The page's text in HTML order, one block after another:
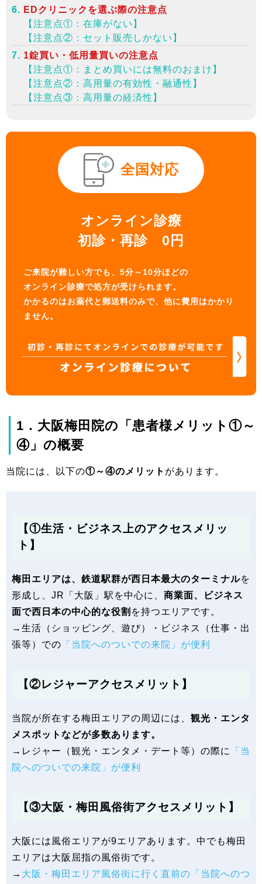
EDクリニックを選ぶ際の注意点
【注意点①：在庫がない】
【注意点②：セット販売しかない】
1錠買い・低用量買いの注意点
【注意点①：まとめ買いには無料のおまけ】
【注意点②：高用量の有効性・融通性】
【注意点③：高用量の経済性】
全国対応
オンライン診療
初診・再診 0円
ご来院が難しい方でも、5分～10分ほどの
オンライン診療で処方が受けられます。
かかるのはお薬代と郵送料のみで、他に費用はかかり
ません。
1．大阪梅田院の「患者様メリット①～
④」の概要
当院には、以下の①～④のメリット があります。
【①生活・ビジネス上のアクセスメリッ
ト】
梅田エリアは、鉄道駅群が西日本最大のターミナルを
形成し、JR「大阪」駅を中心に、 商業面、ビジネス
面で西日本の中心的な役割 を持つエリアです。
→生活（ショッピング、遊び）・ビジネス（仕事・出
張等）での 「当院へのついでの来院」が便利
【②レジャーアクセスメリット】
当院が所在する梅田エリアの周辺には、 観光・エンタ
メスポットなどが多数あります。
→レジャー（観光・エンタメ・デート等）の際に
「当
院へのついでの来院」が便利
【③大阪・梅田風俗街アクセスメリット】
大阪には風俗エリアが9エリアあります。中でも梅田
エリアは大阪屈指の風俗街です。
→ 大阪・梅田エリア風俗街に行く直前の「当院へのつ